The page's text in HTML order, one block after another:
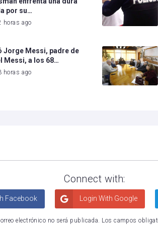
por su…
horas ago
Jorge Messi, padre de
Messi, a los 68…
horas ago
Connect with:
Facebook Login With Google
electrónico no será publicada. Los campos